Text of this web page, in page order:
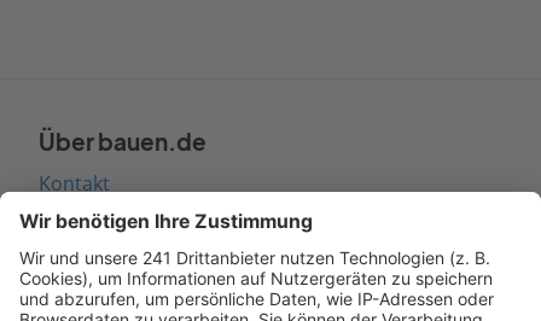
Über bauen.de
Kontakt
Seitenaufbau
Barrierefreiheit
Cookie Einstellungen